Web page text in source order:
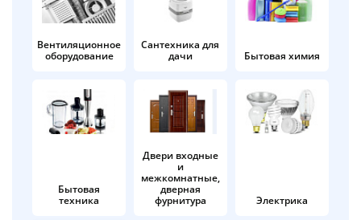
Вентиляционное
оборудование
Сантехника для
дачи
Бытовая химия
Бытовая
техника
Двери входные
и
межкомнатные,
дверная
фурнитура
Электрика
Подробнее
об оплате Плайтом
раз в 2
Остались вопросы?
8 800 302-02-51
plait.ru